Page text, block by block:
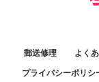
郵送修理 よく
プライバシーポリシ